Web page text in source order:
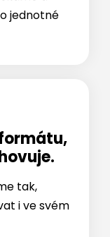
tak,
i ve svém